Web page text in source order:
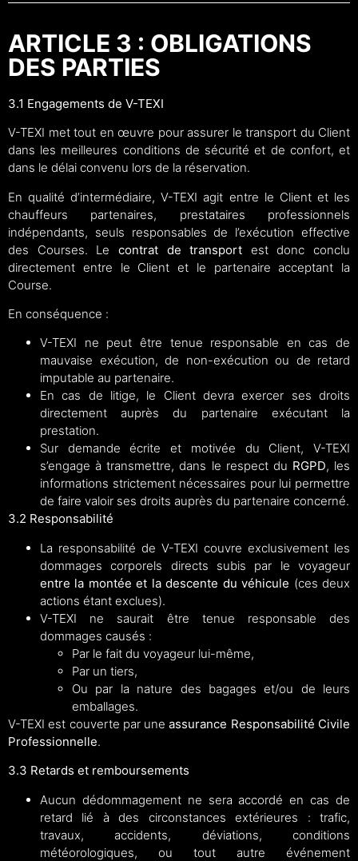
ARTICLE 3 : OBLIGATIONS
DES PARTIES
3.1 Engagements de V-TEXI
V-TEXI met tout en œuvre pour assurer le transport du Client
dans les meilleures conditions de sécurité et de confort, et
dans le délai convenu lors de la réservation.
En qualité d’intermédiaire, V-TEXI agit entre le Client et les
chauffeurs partenaires, prestataires professionnels
indépendants, seuls responsables de l’exécution effective
des Courses. Le contrat de transport est donc conclu
directement entre le Client et le partenaire acceptant la
Course.
En conséquence :
V-TEXI ne peut être tenue responsable en cas de
mauvaise exécution, de non-exécution ou de retard
imputable au partenaire.
En cas de litige, le Client devra exercer ses droits
directement auprès du partenaire exécutant la
prestation.
Sur demande écrite et motivée du Client, V-TEXI
s’engage à transmettre, dans le respect du RGPD, les
informations strictement nécessaires pour lui permettre
de faire valoir ses droits auprès du partenaire concerné.
3.2 Responsabilité
La responsabilité de V-TEXI couvre exclusivement les
dommages corporels directs subis par le voyageur
entre la montée et la descente du véhicule (ces deux
actions étant exclues).
V-TEXI ne saurait être tenue responsable des
dommages causés :
Par le fait du voyageur lui-même,
Par un tiers,
Ou par la nature des bagages et/ou de leurs
emballages.
V-TEXI est couverte par uneassurance Responsabilité Civile
Professionnelle.
3.3 Retards et remboursements
Aucun dédommagement ne sera accordé en cas de
retard lié à des circonstances extérieures : trafic,
travaux, accidents, déviations, conditions
météorologiques, ou tout autre événement